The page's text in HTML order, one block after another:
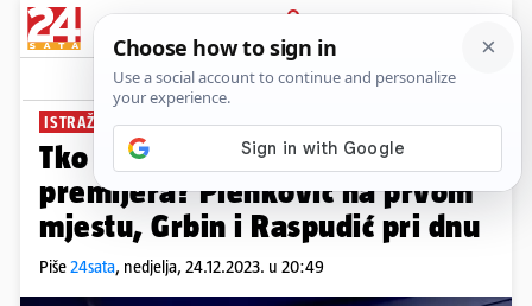
PRIJAVA
News Komentari
ISTRAŽIVANJE CROBAROMETRA
Tko bi sljedeći mogao na mjesto
premijera? Plenković na prvom
mjestu, Grbin i Raspudić pri dnu
Piše24sata, nedjelja, 24.12.2023. u 20:49